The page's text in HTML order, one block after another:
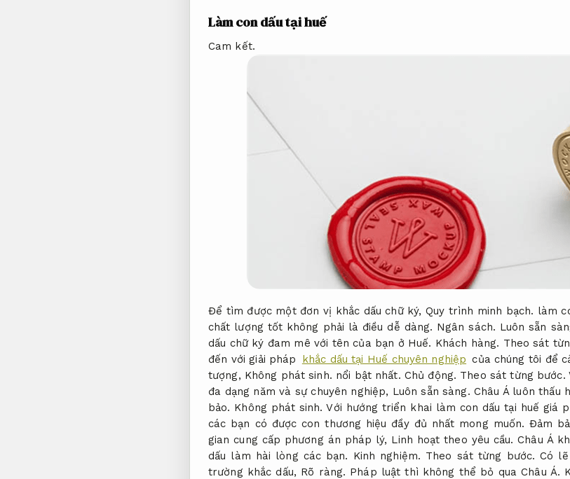
Làm con dấu tại huế
Cam kết.
Để tìm được một đơn vị khắc dấu chữ ký, Quy trình minh bạch. làm
chất lượng tốt không phải là điều dễ dàng. Ngân sách. Luôn sẵn
dấu chữ ký đam mê với tên của bạn ở Huế. Khách hàng. Theo sát
đến với giải pháp
khắc dấu tại Huế chuyên nghiệp của chúng tôi để
tượng, Không phát sinh. nổi bật nhất. Chủ động. Theo sát từng bước.
đa dạng năm và sự chuyên nghiệp, Luôn sẵn sàng. Châu Á luôn thấu
bảo. Không phát sinh. Với hướng triển khai làm con dấu tại huế giá
các bạn có được con thương hiệu đầy đủ nhất mong muốn.Đảm
gian cung cấp phương án pháp lý, Linh hoạt theo yêu cầu. Châu Á
dấu làm hài lòng các bạn. Kinh nghiệm. Theo sát từng bước. Có
trường khắc dấu, Rõ ràng. Pháp luật thì không thể bỏ qua Châu Á.